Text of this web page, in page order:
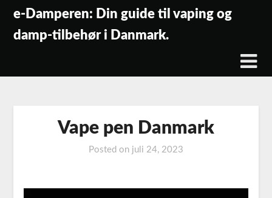
content
e-Damperen: Din guide til vaping og
damp-tilbehør i Danmark.
Vape pen Danmark
Posted on juli 24, 2023